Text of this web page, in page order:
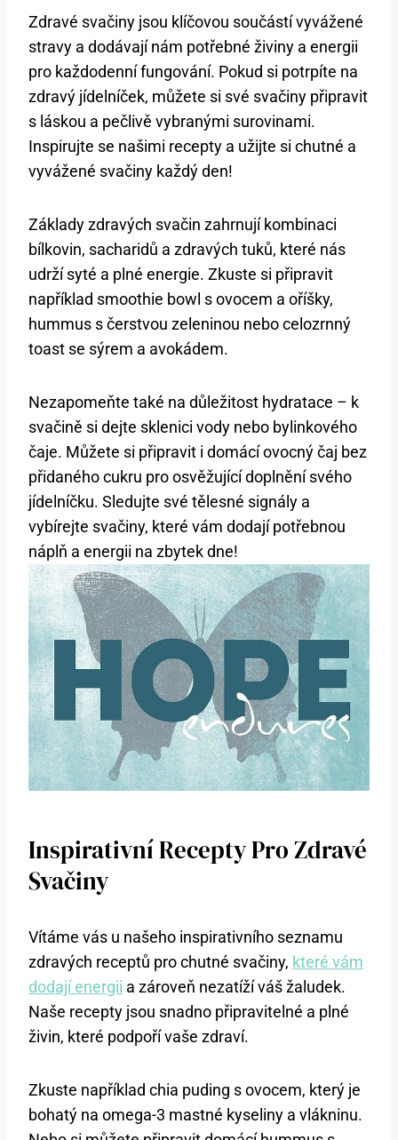
Zdravé svačiny jsou klíčovou součástí vyvážené
stravy a dodávají⁣ nám⁢ potřebné živiny a energii
pro⁢ každodenní ⁤fungování. Pokud si potrpíte ​na
⁢zdravý jídelníček,‌ můžete ⁣si své svačiny připravit
s láskou a pečlivě vybranými surovinami.
Inspirujte se našimi recepty⁣ a⁢ užijte si chutné a
vyvážené svačiny každý den!
Základy zdravých svačin ‌zahrnují kombinaci
bílkovin, sacharidů a zdravých ‍tuků, které nás
udrží syté ⁣a plné energie. Zkuste si připravit
například ⁤smoothie bowl⁣ s ovocem a oříšky,
hummus s čerstvou zeleninou nebo ⁤celozrnný
toast se sýrem a​ avokádem.
Nezapomeňte také na důležitost hydratace – ‍k
⁣svačině si dejte sklenici ​vody⁢ nebo bylinkového
čaje. Můžete si připravit i domácí ovocný ⁢čaj bez
přidaného cukru ⁢pro osvěžující doplnění svého
jídelníčku. Sledujte ​své tělesné signály a
vybírejte svačiny, které vám ⁢dodají potřebnou
náplň ⁢a energii‌ na zbytek dne!
Inspirativní Recepty Pro Zdravé
Svačiny
Vítáme vás ⁣u našeho inspirativního⁢ seznamu
zdravých⁣ receptů pro chutné svačiny,⁤ které vám
dodají energii a zároveň nezatíží váš žaludek. ​
Naše recepty jsou⁣ snadno připravitelné a plné
živin, které podpoří vaše ‍zdraví.
Zkuste​ například chia puding s ⁤ovocem, který je
bohatý na omega-3 ⁤mastné kyseliny a vlákninu.